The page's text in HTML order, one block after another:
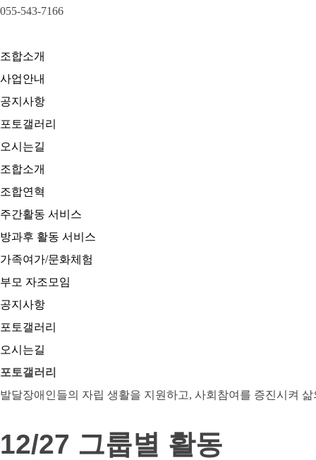
055-543-7166
조합소개
사업안내
공지사항
포토갤러리
오시는길
조합소개
조합연혁
주간활동 서비스
방과후 활동 서비스
가족여가/문화체험
부모 자조모임
공지사항
포토갤러리
오시는길
포토갤러리
발달장애인들의 자립 생활을 지원하고, 사회참여를 증진시켜
12/27 그룹별 활동